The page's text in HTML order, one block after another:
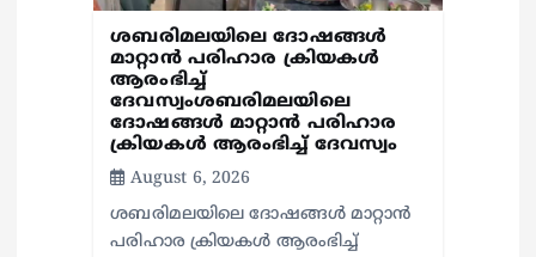
ശബരിമലയിലെ ദോഷങ്ങൾ
മാറ്റാൻ പരിഹാര ക്രിയകൾ
ആരംഭിച്ച്
ദേവസ്വംശബരിമലയിലെ
ദോഷങ്ങൾ മാറ്റാൻ പരിഹാര
ക്രിയകൾ ആരംഭിച്ച് ദേവസ്വം
August 6, 2026
ശബരിമലയിലെ ദോഷങ്ങൾ മാറ്റാൻ
പരിഹാര ക്രിയകൾ ആരംഭിച്ച്